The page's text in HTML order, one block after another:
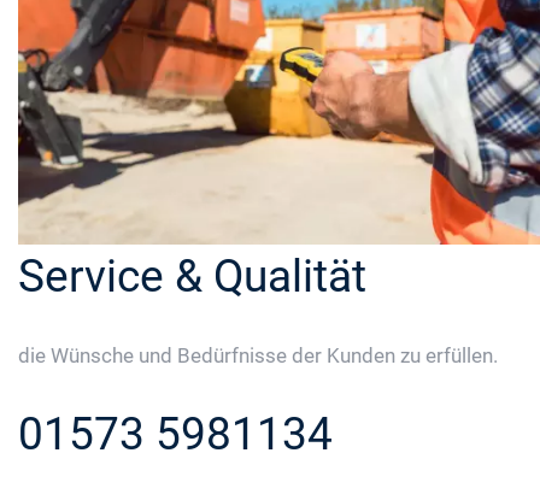
Service & Qualität
die Wünsche und Bedürfnisse der Kunden zu erfüllen.
01573 5981134